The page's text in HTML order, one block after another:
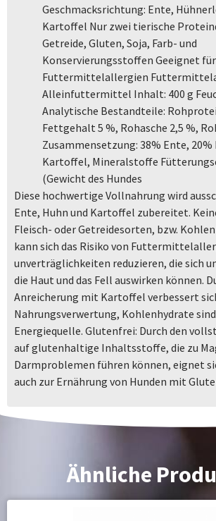
Geschmacksrichtung: Ente,
Kartoffel Nur zwei tierische
Getreide, Gluten, Soja, Farb- und
Konservierungsstoffen Geeignet
Futtermittelallergien
Alleinfuttermittel Inhalt: 400 g
Analytische Bestandteile:
Fettgehalt 5 %, Rohasche 2,5 %,
Zusammensetzung: 38% Ente,
Kartoffel, Mineralstoffe
(Gewicht des Hundes
Diese hochwertige Vollnahrung wird
Ente, Huhn und Kartoffel zubereitet.
Fleisch- oder Getreidesorten, bzw.
kann sich das Risiko von
unverträglichkeiten reduzieren, die sich
die Haut und das Fell auswirken können.
Anreicherung mit Kartoffel verbessert
Nahrungsverwertung, Kohlenhydrate
Energiequelle. Glutenfrei: Durch den
auf glutenhaltige Inhaltsstoffe, die zu
Darmproblemen führen können, eignet
auch zur Ernährung von Hunden mit
Ähnliche